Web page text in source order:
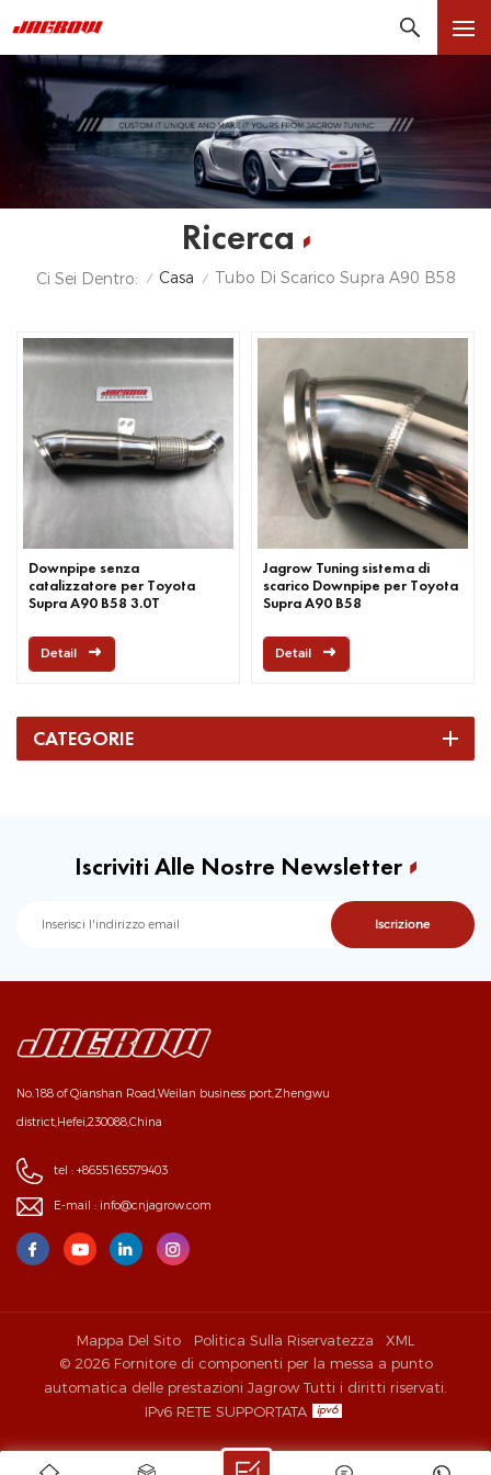
Ricerca
Ci Sei Dentro: / Casa / Tubo Di Scarico Supra A90 B58
Downpipe senza
catalizzatore per Toyota
Supra A90 B58 3.0T
Detail
Jagrow Tuning sistema di
scarico Downpipe per Toyota
Supra A90 B58
Detail
CATEGORIE
Iscriviti Alle Nostre Newsletter
No.188 of Qianshan Road,Weilan business port,Zhengwu
district,Hefei,230088,China
tel : +8655165579403
E-mail : info@cnjagrow.com
Mappa Del Sito Politica Sulla Riservatezza
XML
© 2026 Fornitore di componenti per la messa a punto
automatica delle prestazioni Jagrow Tutti i diritti riservati.
IPv6 RETE SUPPORTATA